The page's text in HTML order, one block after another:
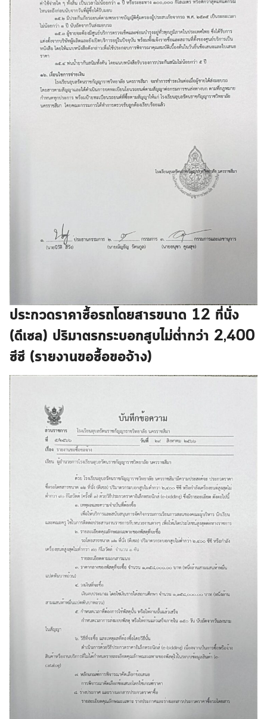
ประกวดราคาซื้อรถโดยสารขนาด 12 ที่นั่ง
(ดีเซล) ปริมาตรกระบอกสูบไม่ต่ำกว่า 2,400
ซีซี (รายงานขอซื้อขอจ้าง)